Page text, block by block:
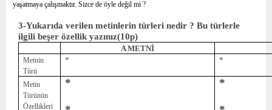
yaşatmaya çalışmaktır. Sizce de öyle değil mi ?
3-Yukarıda verilen metinlerin türleri nedir ? Bu türlerle
ilgili beşer özellik yazınız(10p)
A METNİ
Metnin
Türü
* *
Metin
Türünün
Özellikleri
* *